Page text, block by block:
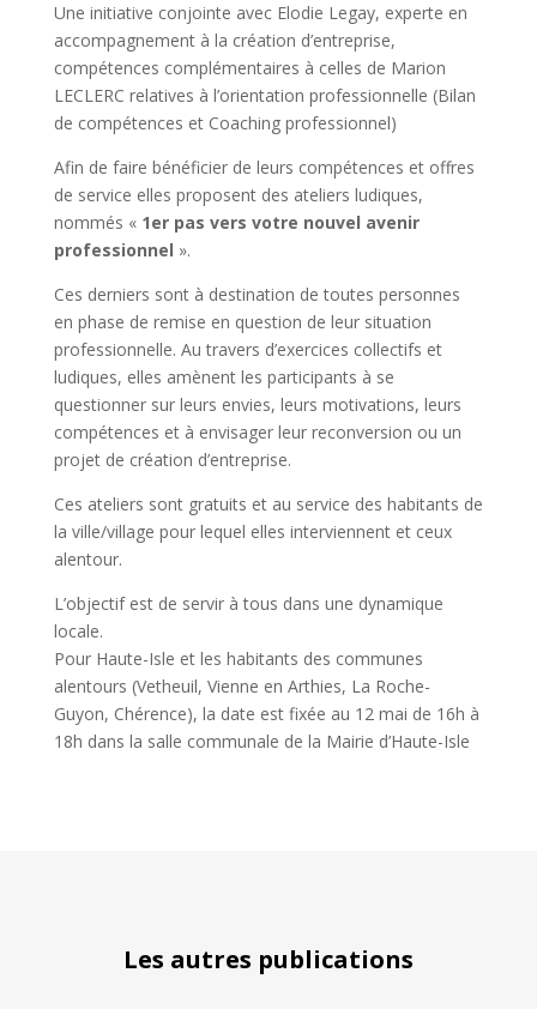
Une initiative conjointe avec Elodie Legay, experte en
accompagnement à la création d’entreprise,
compétences complémentaires à celles de Marion
LECLERC relatives à l’orientation professionnelle (Bilan
de compétences et Coaching professionnel)
Afin de faire bénéficier de leurs compétences et offres
de service elles proposent des ateliers ludiques,
nommés « 1er pas vers votre nouvel avenir
professionnel ».
Ces derniers sont à destination de toutes personnes
en phase de remise en question de leur situation
professionnelle. Au travers d’exercices collectifs et
ludiques, elles amènent les participants à se
questionner sur leurs envies, leurs motivations, leurs
compétences et à envisager leur reconversion ou un
projet de création d’entreprise.
Ces ateliers sont gratuits et au service des habitants de
la ville/village pour lequel elles interviennent et ceux
alentour.
L’objectif est de servir à tous dans une dynamique
locale.
Pour Haute-Isle et les habitants des communes
alentours (Vetheuil, Vienne en Arthies, La Roche-
Guyon, Chérence), la date est fixée au 12 mai de 16h à
18h dans la salle communale de la Mairie d’Haute-Isle
Les autres publications